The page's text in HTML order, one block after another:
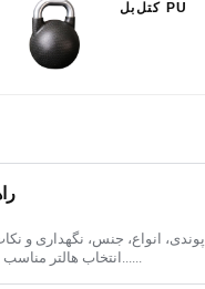
کتل‌بل PU
راهنمای جامع میله‌های وزنه ۴۵ پوندی، انواع،